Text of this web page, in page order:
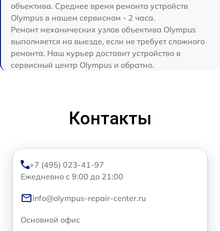
объектива. Среднее время ремонта устройств
Olympus в нашем сервисном - 2 часа.
Ремонт механических узлов объектива Olympus
выполняется на выезде, если не требует сложного
ремонта. Наш курьер доставит устройство в
сервисный центр Olympus и обратно.
Контакты
+7 (495) 023-41-97
Ежедневно с 9:00 до 21:00
info@olympus-repair-center.ru
Основной офис